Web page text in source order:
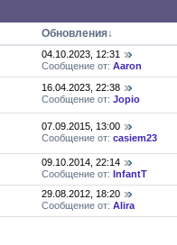
Обновления↓
04.10.2023, 12:31
Сообщение от: Aaron
16.04.2023, 22:38
Сообщение от: Jopio
07.09.2015, 13:00
Сообщение от: casiem23
09.10.2014, 22:14
Сообщение от: InfantT
29.08.2012, 18:20
Сообщение от: Alira